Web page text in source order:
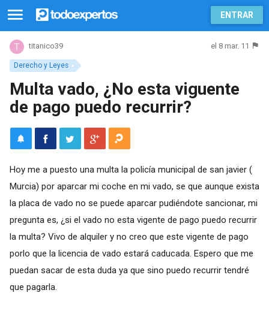
ENTRAR
Derecho y Leyes
titanico39 el 8 mar. 11
Multa vado, ¿No esta viguente
de pago puedo recurrir?
Hoy me a puesto una multa la policía municipal de san javier (
Murcia) por aparcar mi coche en mi vado, se que aunque exista
la placa de vado no se puede aparcar pudiéndote sancionar, mi
pregunta es, ¿si el vado no esta vigente de pago puedo recurrir
la multa? Vivo de alquiler y no creo que este vigente de pago
porlo que la licencia de vado estará caducada. Espero que me
puedan sacar de esta duda ya que sino puedo recurrir tendré
que pagarla.